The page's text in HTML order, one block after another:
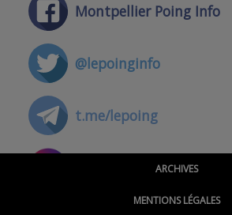
Montpellier Poing Info
@lepoinginfo
t.me/lepoing
@montpellierpoinginfo
ARCHIVES
MENTIONS LÉGALES